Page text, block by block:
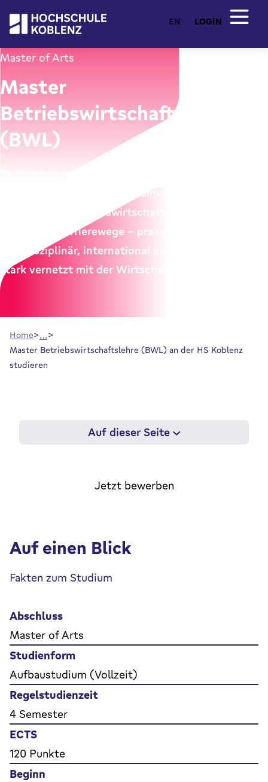
EN LOGIN
Master of Arts
Master
Betriebswirtschaftslehre
(BWL)
unternehmerische Realität umsetzen: Der Master-
Studiengang Betriebswirtschaftslehre eröffnet
vielfältige Karrierewege – praxisnah,
interdisziplinär, international ausgerichtet und
stark vernetzt mit der Wirtschaft.
Home …
Master Betriebswirtschaftslehre (BWL) an der HS Koblenz
studieren
Auf dieser Seite
Jetzt bewerben
Auf einen Blick
Fakten zum Studium
Abschluss
Master of Arts
Studienform
Aufbaustudium (Vollzeit)
Regelstudienzeit
4 Semester
ECTS
120 Punkte
Beginn